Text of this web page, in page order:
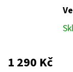
1 290 Kč